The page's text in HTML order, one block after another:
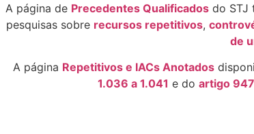
A página de Precedentes Qualificadosdo STJ
pesquisas sobre recursos repetitivos,
de
A página Repetitivos e IACs Anotados
1.036 a 1.041 e do artigo 947